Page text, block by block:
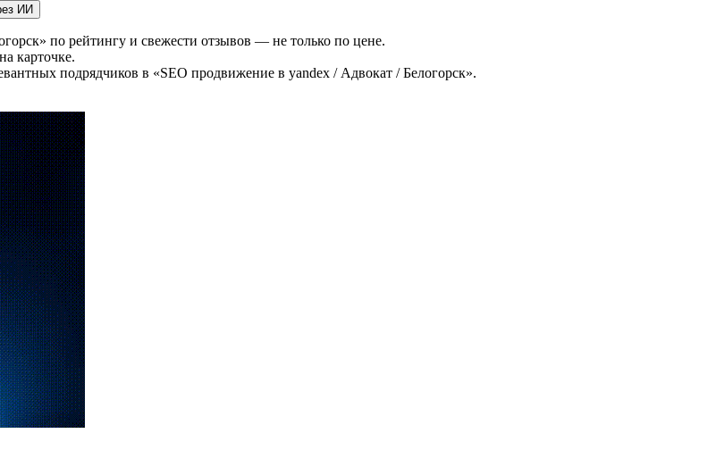
ИИ
по рейтингу и свежести отзывов — не только по цене.
карточке.
подрядчиков в «SEO продвижение в yandex / Адвокат / Белогорск».